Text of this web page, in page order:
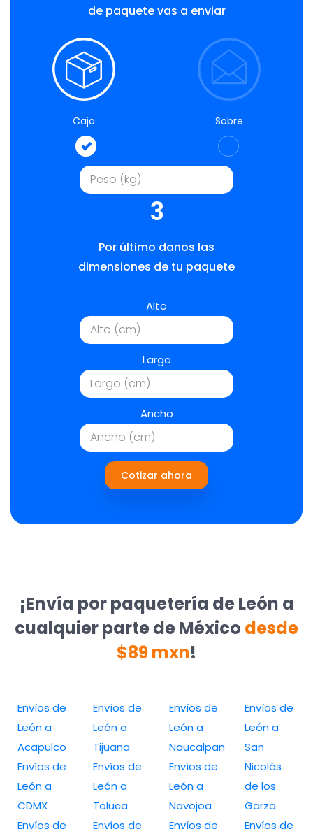
de paquete vas a enviar
Caja Sobre
3
Por último danos las
dimensiones de tu paquete
Alto
Largo
Ancho
Cotizar ahora
¡Envía por paquetería de León a
cualquier parte de México desde
$89 mxn!
Envíos de
León a
Acapulco
Envíos de
León a
CDMX
Envíos de
Envíos de
León a
Tijuana
Envíos de
León a
Toluca
Envíos de
Envíos de
León a
Naucalpan
Envíos de
León a
Navojoa
Envíos de
Envíos de
León a
San
Nicolás
de los
Garza
Envíos de